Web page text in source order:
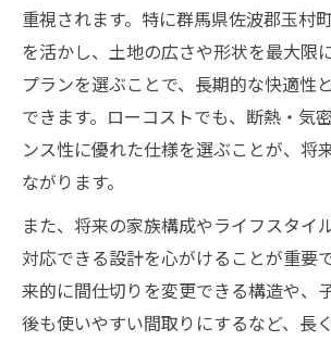
重視されます。特に群馬県佐波郡玉村
を活かし、土地の広さや形状を最大限
プランを選ぶことで、長期的な快適性
できます。ローコストでも、断熱・気
ンス性に優れた仕様を選ぶことが、将
ながります。
また、将来の家族構成やライフスタイ
対応できる設計を心がけることが重要
来的に間仕切りを変更できる構造や、
後も使いやすい間取りにするなど、長